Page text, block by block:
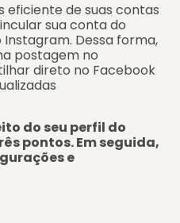
eficiente de suas contas
sua conta do
Dessa forma,
postagem no
direto no Facebook
do seu perfil do
pontos. Em seguida,
e